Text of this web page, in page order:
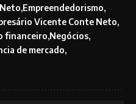
Empreendedorismo
Vicente Conte Neto
financeiro Negócios
de mercado